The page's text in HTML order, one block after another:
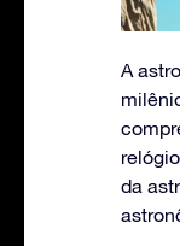
A
da